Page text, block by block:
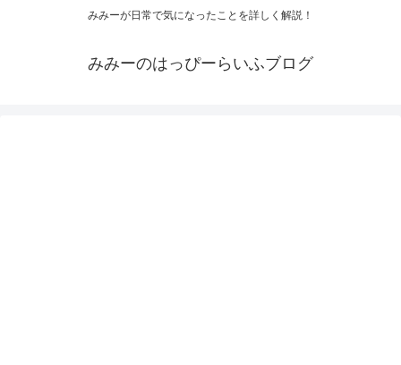
みみーが日常で気になったことを詳しく解説！
みみーのはっぴーらいふブログ